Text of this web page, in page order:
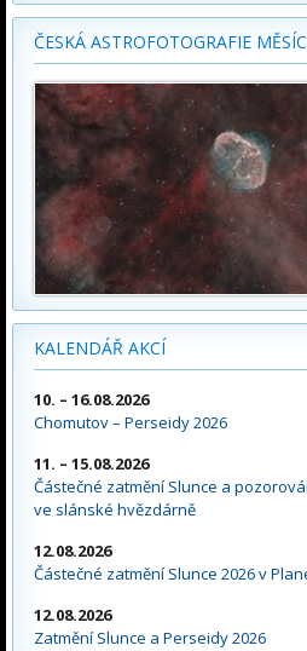
ČESKÁ ASTROFOTOGRAFIE
KALENDÁŘ AKCÍ
10. – 16.08.2026
Chomutov – Perseidy 2026
11. – 15.08.2026
Částečné zatmění Slunce a
ve slánské hvězdárně
12.08.2026
Částečné zatmění Slunce 2026 v
12.08.2026
Zatmění Slunce a Perseidy 2026